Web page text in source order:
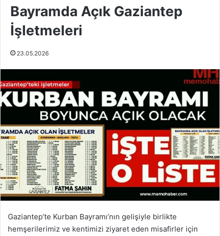
Bayramda Açık Gaziantep
İşletmeleri
23.05.2026
Gaziantep’te Kurban Bayramı’nın gelişiyle birlikte
hemşerilerimiz ve kentimizi ziyaret eden misafirler için